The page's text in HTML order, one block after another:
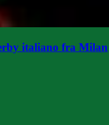
italiano fra Milan